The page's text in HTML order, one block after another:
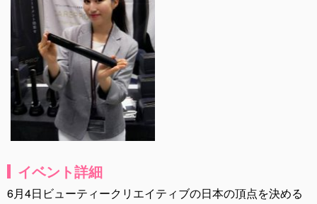
イベント詳細
6月4日ビューティークリエイティブの日本の頂点を決める